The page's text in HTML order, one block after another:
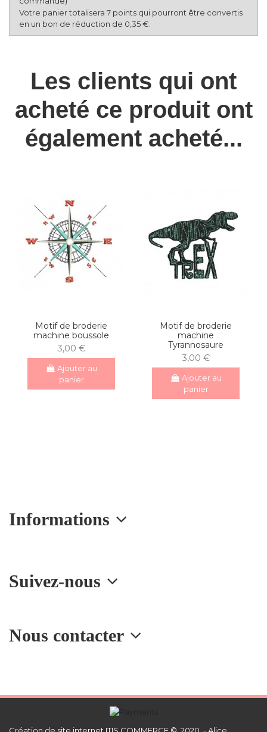
Votre panier totalisera 7 points qui pourront être convertis
en un bon de réduction de 0,35 €.
Les clients qui ont
acheté ce produit ont
également acheté...
Motif de broderie
machine boussole
3,00 €
Ajouter au
panier
Motif de broderie
machine
Tyrannosaure
3,00 €
Ajouter au
panier
Nous contacter
Informations
Suivez-nous
Création de site internet ITIS COMMERCE © 2020 - Alice